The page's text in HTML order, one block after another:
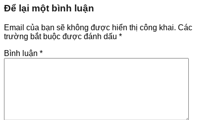
Để lại một bình luận
Email của bạn sẽ không được hiển thị công khai. Các
trường bắt buộc được đánh dấu *
Bình luận *